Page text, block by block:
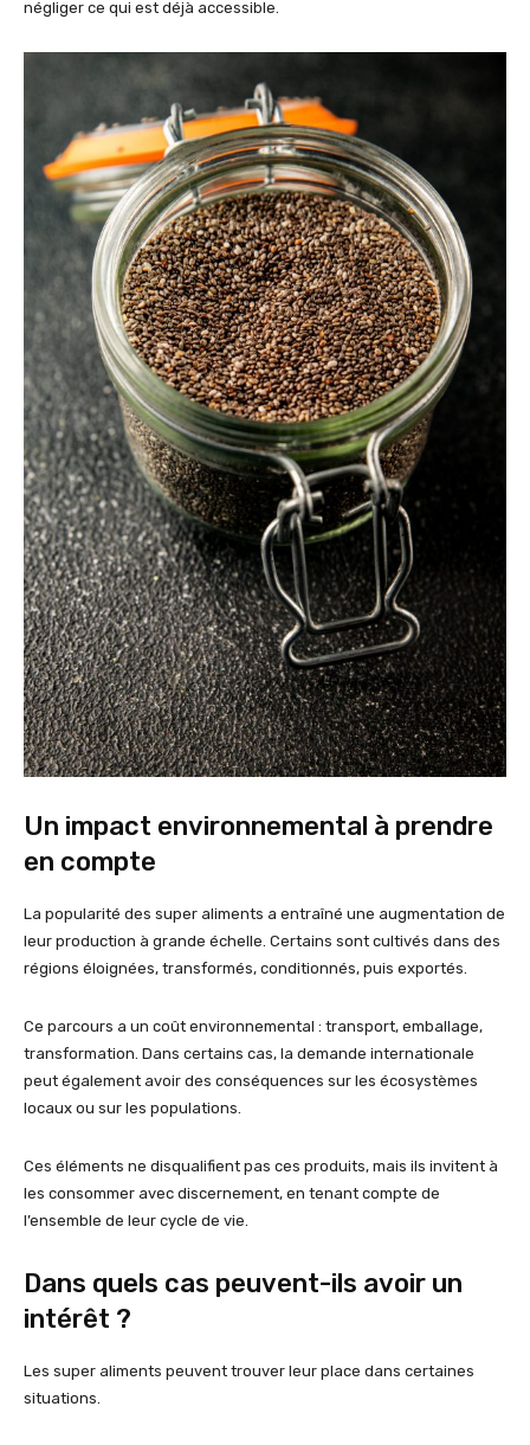
négliger ce qui est déjà accessible.
Un impact environnemental à prendre
en compte
La popularité des super aliments a entraîné une augmentation de
leur production à grande échelle. Certains sont cultivés dans des
régions éloignées, transformés, conditionnés, puis exportés.
Ce parcours a un coût environnemental : transport, emballage,
transformation. Dans certains cas, la demande internationale
peut également avoir des conséquences sur les écosystèmes
locaux ou sur les populations.
Ces éléments ne disqualifient pas ces produits, mais ils invitent à
les consommer avec discernement, en tenant compte de
l’ensemble de leur cycle de vie.
Dans quels cas peuvent-ils avoir un
intérêt ?
Les super aliments peuvent trouver leur place dans certaines
situations.